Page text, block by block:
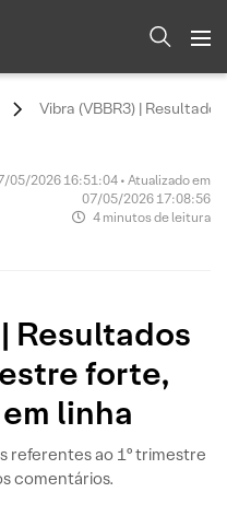
Vibra (VBBR3) |
05/2026 16:51:04 • Atualizado em
07/05/2026 17:08:56
4 minutos de leitura
Resultados
forte,
linha
referentes ao 1º trimestre
comentários.